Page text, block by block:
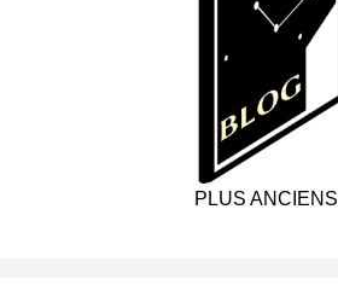
PLUS ANCIENS